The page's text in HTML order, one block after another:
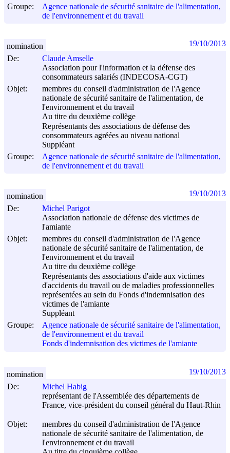
Groupe:
Agence nationale de sécurité sanitaire de l'alimentation,
de l'environnement et du travail
De:
Claude Amselle
Association pour l'information et la défense des
consommateurs salariés (INDECOSA-CGT)
Objet:
membres du conseil d'administration de l'Agence
nationale de sécurité sanitaire de l'alimentation, de
l'environnement et du travail
Au titre du deuxième collège
Représentants des associations de défense des
consommateurs agréées au niveau national
Suppléant
Groupe:
Agence nationale de sécurité sanitaire de l'alimentation,
de l'environnement et du travail
nomination 19/10/2013
De:
Michel Parigot
Association nationale de défense des victimes de
l'amiante
Objet:
membres du conseil d'administration de l'Agence
nationale de sécurité sanitaire de l'alimentation, de
l'environnement et du travail
Au titre du deuxième collège
Représentants des associations d'aide aux victimes
d'accidents du travail ou de maladies professionnelles
représentées au sein du Fonds d'indemnisation des
victimes de l'amiante
Suppléant
Groupe:
Agence nationale de sécurité sanitaire de l'alimentation,
de l'environnement et du travail
Fonds d'indemnisation des victimes de l'amiante
nomination 19/10/2013
De:
Michel Habig
représentant de l'Assemblée des départements de
France, vice-président du conseil général du Haut-Rhin
Objet:
membres du conseil d'administration de l'Agence
nationale de sécurité sanitaire de l'alimentation, de
l'environnement et du travail
nomination 19/10/2013